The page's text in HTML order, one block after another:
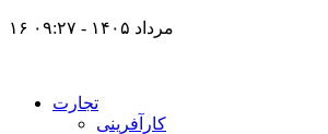
۱۶ مرداد ۱۴۰۵ - ۰۹:۲۷
تجارت
کارآفرینی